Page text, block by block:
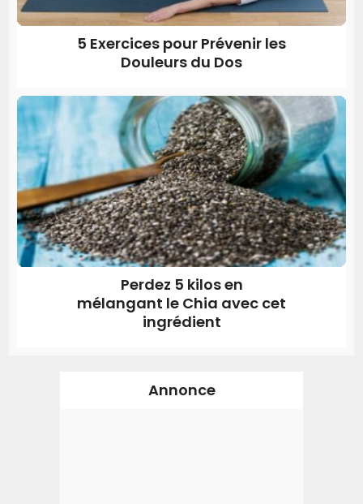
5 Exercices pour Prévenir les
Douleurs du Dos
Perdez 5 kilos en
mélangant le Chia avec cet
ingrédient
Annonce